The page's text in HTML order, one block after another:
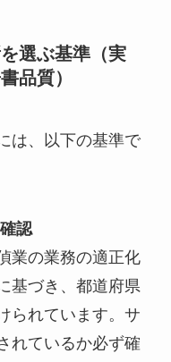
選ぶ基準（実
品質）
は、以下の基準で
認
業の業務の適正化
基づき、都道府県
られています。サ
れているか必ず確